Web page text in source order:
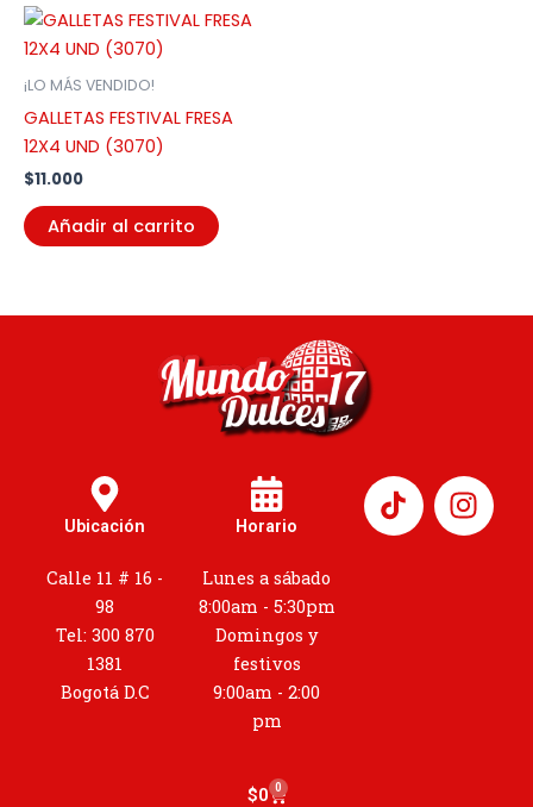
¡LO MÁS VENDIDO!
GALLETAS FESTIVAL FRESA
12X4 UND (3070)
$11.000
Añadir al carrito
Ubicación
Calle 11 # 16 -
98
Tel: 300 870
1381
Bogotá D.C
Horario
Lunes a sábado
8:00am - 5:30pm
Domingos y
festivos
9:00am - 2:00
pm
I
n
s
$0 0
Cart